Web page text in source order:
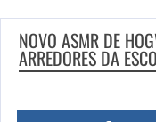
NOVO ASMR DE
ARREDORES DA